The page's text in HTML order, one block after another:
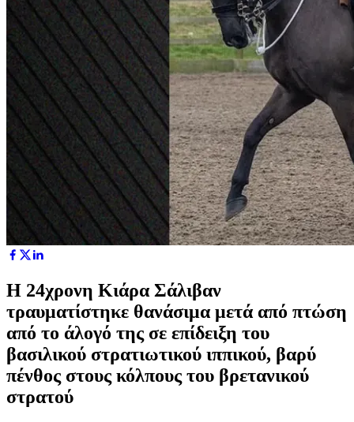
Η 24χρονη Κιάρα Σάλιβαν
τραυματίστηκε θανάσιμα μετά από πτώση
από το άλογό της σε επίδειξη του
βασιλικού στρατιωτικού ιππικού, βαρύ
πένθος στους κόλπους του βρετανικού
στρατού